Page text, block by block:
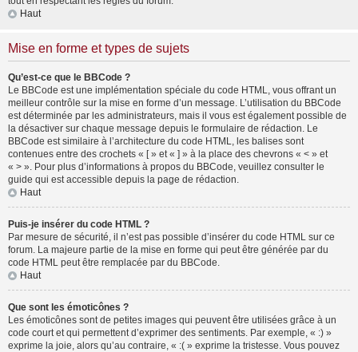
Haut
Mise en forme et types de sujets
Qu’est-ce que le BBCode ?
Le BBCode est une implémentation spéciale du code HTML, vous offrant un
meilleur contrôle sur la mise en forme d’un message. L’utilisation du BBCode
est déterminée par les administrateurs, mais il vous est également possible de
la désactiver sur chaque message depuis le formulaire de rédaction. Le
BBCode est similaire à l’architecture du code HTML, les balises sont
contenues entre des crochets « [ » et « ] » à la place des chevrons « < » et
« > ». Pour plus d’informations à propos du BBCode, veuillez consulter le
guide qui est accessible depuis la page de rédaction.
Haut
Puis-je insérer du code HTML ?
Par mesure de sécurité, il n’est pas possible d’insérer du code HTML sur ce
forum. La majeure partie de la mise en forme qui peut être générée par du
code HTML peut être remplacée par du BBCode.
Haut
Que sont les émoticônes ?
Les émoticônes sont de petites images qui peuvent être utilisées grâce à un
code court et qui permettent d’exprimer des sentiments. Par exemple, « :) »
exprime la joie, alors qu’au contraire, « :( » exprime la tristesse. Vous pouvez